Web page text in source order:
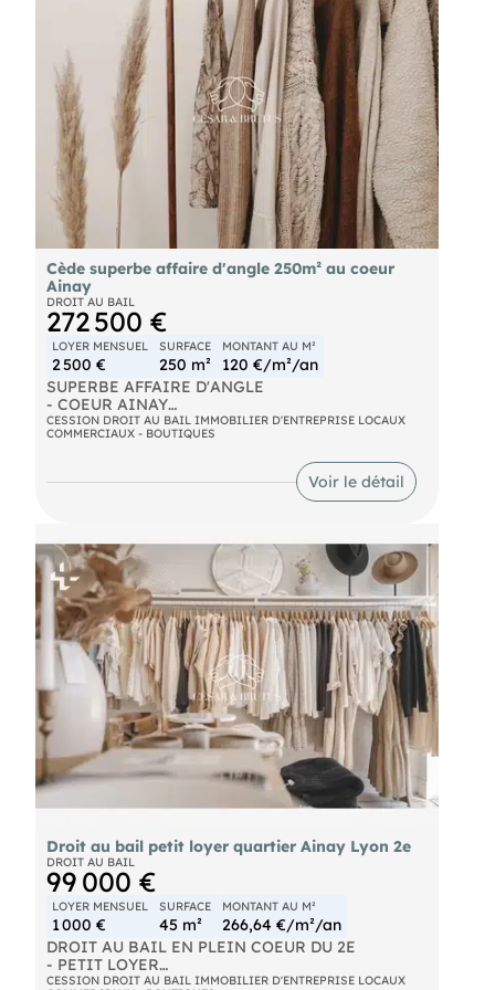
Agent commercial (Entreprise individuelle)
RSAC 69012023
Cède superbe affaire d'angle 250m² au coeur
Ainay
DROIT AU BAIL
272 500 €
LOYER MENSUEL
2 500 €
SURFACE
250 m²
MONTANT AU M²
120 €/m²/an
SUPERBE AFFAIRE D'ANGLE
- COEUR AINAY
- CAVES EN PIERRES VOUTÉES
Située au cœur du secteur très prisé de Bellecour-
Ainay, cette boutique bénéficie d'un emplacement
d'angle stratégique, offrant une visibilité
commerciale exceptionnelle et un flux piétonnier
vous permettent de jouer avec les espaces de
façon confortable.
Magnifiques caves en pierres voûtées, idéales
pour du stockage sain, un showroom ou un espace
de dégustation atypique.
Votre conseiller TRANSACTIONS :
Agent commercial (Entreprise individuelle)
RSAC 48902933
CESSION DROIT AU BAIL IMMOBILIER D'ENTREPRISE LOCAUX
COMMERCIAUX - BOUTIQUES
Voir le détail
Droit au bail petit loyer quartier Ainay Lyon 2e
DROIT AU BAIL
99 000 €
LOYER MENSUEL
1 000 €
SURFACE
45 m²
MONTANT AU M²
266,64 €/m²/an
DROIT AU BAIL EN PLEIN COEUR DU 2E
- PETIT LOYER
Droit au bail de 45 m2 en plein coeur du quartier
CESSION DROIT AU BAIL IMMOBILIER D'ENTREPRISE LOCAUX